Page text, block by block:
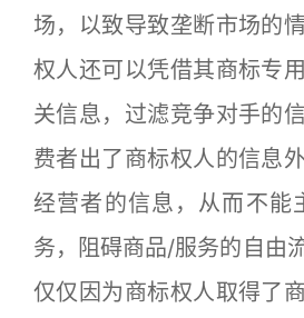
场，以致导致垄断市场的
权人还可以凭借其商标专
关信息，过滤竞争对手的
费者出了商标权人的信息
经营者的信息，从而不能
务，阻碍商品/服务的自由
仅仅因为商标权人取得了